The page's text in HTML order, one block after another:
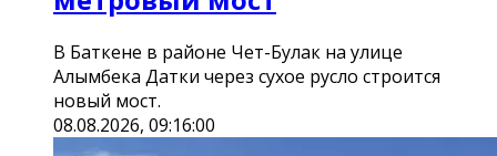
В Баткене в районе Чет-Булак на улице
Алымбека Датки через сухое русло строится
новый мост.
08.08.2026, 09:16:00